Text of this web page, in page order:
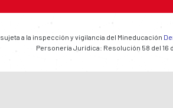
a la inspección y vigilancia del Mineducación
Personería Jurídica: Resolución 58 del 16